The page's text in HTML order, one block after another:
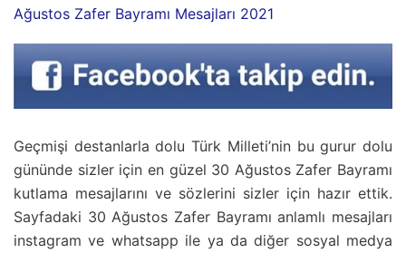
Ağustos Zafer Bayramı Mesajları 2021
Geçmişi destanlarla dolu Türk Milleti’nin bu gurur dolu
gününde sizler için en güzel 30 Ağustos Zafer Bayramı
kutlama mesajlarını ve sözlerini sizler için hazır ettik.
Sayfadaki 30 Ağustos Zafer Bayramı anlamlı mesajları
instagram ve whatsapp ile ya da diğer sosyal medya